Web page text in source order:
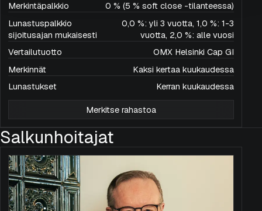
Merkintäpalkkio
0 % (5 % soft close -tilanteessa)
Lunastuspalkkio
sijoitusajan mukaisesti
0,0 %: yli 3 vuotta, 1,0 %: 1-3
vuotta, 2,0 %: alle vuosi
Vertailutuotto
OMX Helsinki Cap GI
Merkinnät
Kaksi kertaa kuukaudessa
Lunastukset
Kerran kuukaudessa
Merkitse rahastoa
Salkunhoitajat